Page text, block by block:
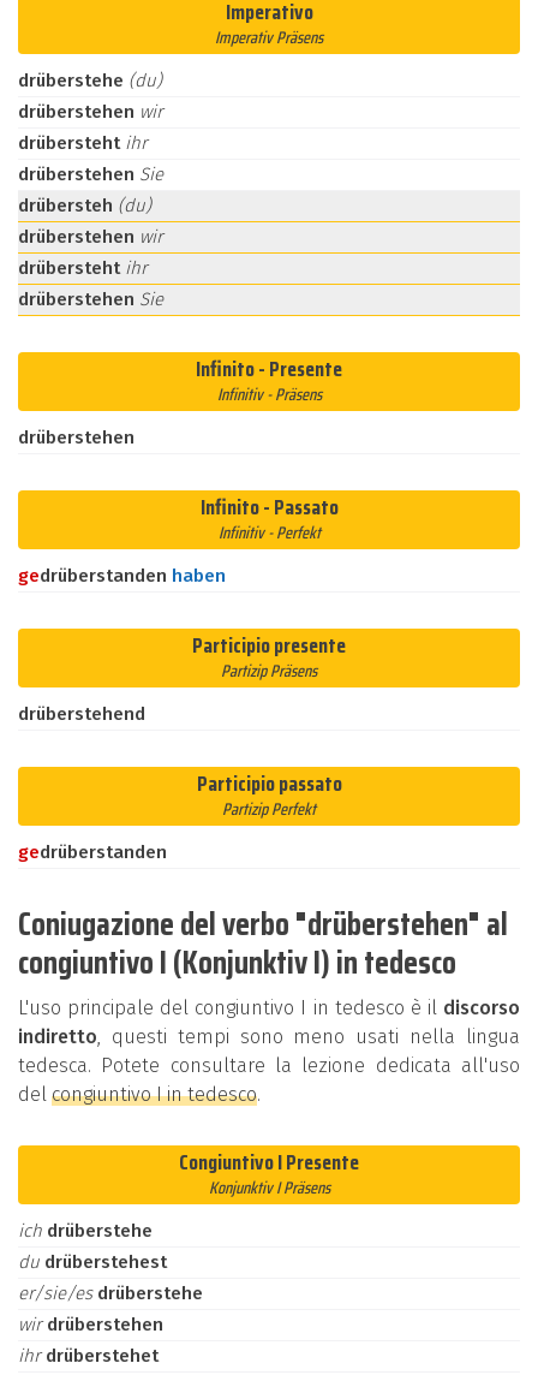
Imperativo
Imperativ Präsens
drüberstehe (du)
drüberstehen wir
drübersteht ihr
drüberstehen Sie
drübersteh (du)
drüberstehen wir
drübersteht ihr
drüberstehen Sie
Infinito - Presente
Infinitiv - Präsens
drüberstehen
Infinito - Passato
Infinitiv - Perfekt
gedrüberstanden haben
Participio presente
Partizip Präsens
drüberstehend
Participio passato
Partizip Perfekt
gedrüberstanden
Coniugazione del verbo "drüberstehen" al
congiuntivo I (Konjunktiv I) in tedesco
L'uso principale del congiuntivo I in tedesco è il discorso
indiretto, questi tempi sono meno usati nella lingua
tedesca. Potete consultare la lezione dedicata all'uso
del congiuntivo I in tedesco.
Congiuntivo I Presente
Konjunktiv I Präsens
ich drüberstehe
du drüberstehest
er/sie/es drüberstehe
wirdrüberstehen
ihrdrüberstehet